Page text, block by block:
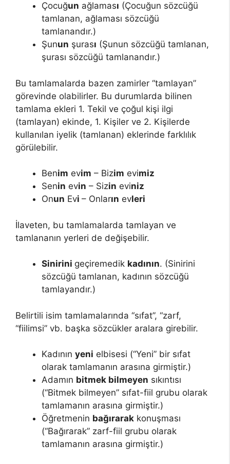
Çocuğun ağlaması (Çocuğun sözcüğü
tamlanan, ağlaması sözcüğü
tamlanandır.)
Şunun şurası (Şunun sözcüğü tamlanan,
şurası sözcüğü tamlanandır.)
Bu tamlamalarda bazen zamirler “tamlayan”
görevinde olabilirler. Bu durumlarda bilinen
tamlama ekleri 1. Tekil ve çoğul kişi ilgi
(tamlayan) ekinde, 1. Kişiler ve 2. Kişilerde
kullanılan iyelik (tamlanan) eklerinde farklılık
görülebilir.
Benim evim – Bizim evimiz
Senin evin – Sizin eviniz
Onun Evi – Onların evleri
İlaveten, bu tamlamalarda tamlayan ve
tamlananın yerleri de değişebilir.
Sinirini geçiremedik kadının. (Sinirini
sözcüğü tamlanan, kadının sözcüğü
tamlayandır.)
Belirtili isim tamlamalarında “sıfat”, “zarf,
“fiilimsi” vb. başka sözcükler aralara girebilir.
Kadının yeni elbisesi (“Yeni” bir sıfat
olarak tamlamanın arasına girmiştir.)
Adamın bitmek bilmeyen sıkıntısı
(“Bitmek bilmeyen” sıfat-fiil grubu olarak
tamlamanın arasına girmiştir.)
Öğretmenin bağırarak konuşması
(“Bağırarak” zarf-fiil grubu olarak
tamlamanın arasına girmiştir.)